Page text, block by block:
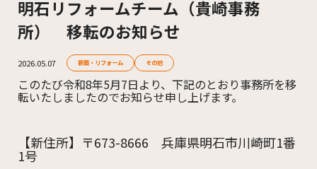
明石リフォームチーム（貴崎事務
所） 移転のお知らせ
2026.05.07 新築・リフォーム その他
このたび令和8年5月7日より、 下記のとおり事務所を移
転いたしましたのでお知らせ申し上げます。
【新住所】〒673-8666 兵庫県明石市川崎町1番
1号